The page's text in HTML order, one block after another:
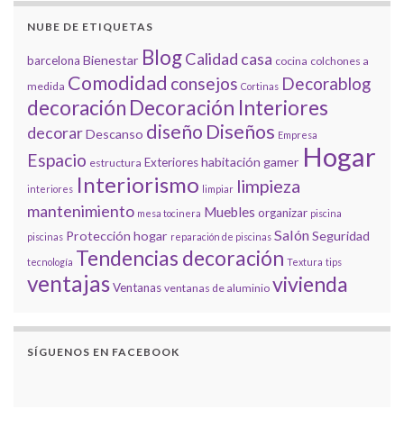
NUBE DE ETIQUETAS
barcelona Bienestar BlogCalidad casa cocina colchones a
medida Comodidad consejos Cortinas Decorablog
decoración Decoración Interiores
decorarDescanso diseño Diseños Empresa
Espacio estructura Exterioreshabitación gamer Hogar
interiores Interiorismo limpiar limpieza
mantenimiento mesa tocinera Muebles organizar piscina
piscinas Protección hogar reparación de piscinas SalónSeguridad
tecnología Tendencias decoración Textura tips
ventajasVentanas ventanas de aluminio vivienda
SÍGUENOS EN FACEBOOK